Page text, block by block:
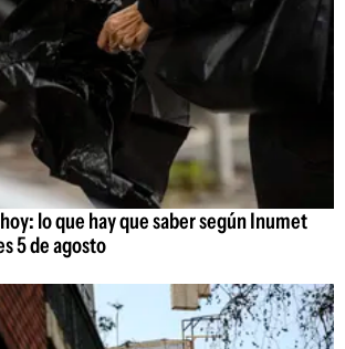
lo que hay que saber según Inumet
5 de agosto